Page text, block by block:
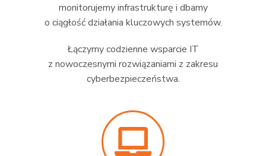
monitorujemy infrastrukturę i dbamy
o ciągłość działania kluczowych systemów.
Łączymy codzienne wsparcie IT
z nowoczesnymi rozwiązaniami z zakresu
cyberbezpieczeństwa.